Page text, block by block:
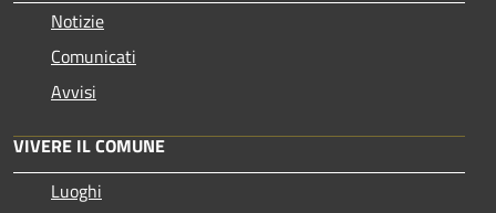
Notizie
Comunicati
Avvisi
VIVERE IL COMUNE
Luoghi